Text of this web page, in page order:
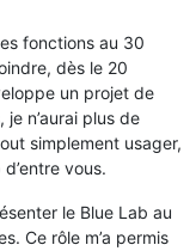
fonctions au 30
dès le 20
un projet de
n’aurai plus de
simplement usager,
vous.
le Blue Lab au
Ce rôle m’a permis